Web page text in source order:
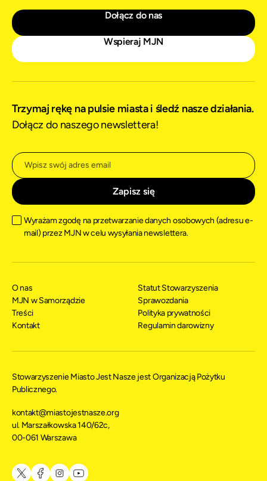
Dołącz do nas
Wspieraj MJN
Trzymaj rękę na pulsie miasta i śledź nasze działania.
Dołącz do naszego newslettera!
Wyrażam zgodę na przetwarzanie danych osobowych (adresu e-
mail) przez MJN w celu wysyłania newslettera.
Stowarzyszenie Miasto Jest Nasze jest Organizacją Pożytku
Publicznego.
kontakt@miastojestnasze.org
ul. Marszałkowska 140/62c,
00-061 Warszawa
O nas
MJN w Samorządzie
Treści
Kontakt
Statut Stowarzyszenia
Sprawozdania
Polityka prywatności
Regulamin darowizny